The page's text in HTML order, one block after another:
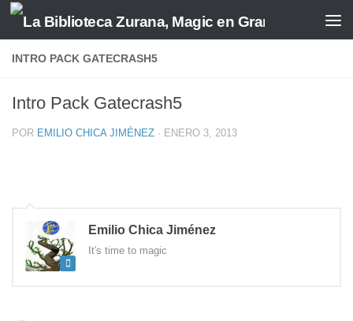
Saltar al contenido
INTRO PACK GATECRASH5
Intro Pack Gatecrash5
POR EMILIO CHICA JIMÉNEZ · ENERO 3, 2013
Emilio Chica Jiménez
It's time to magic